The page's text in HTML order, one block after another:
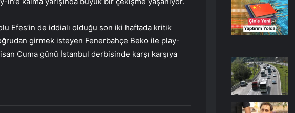
Efes’in de iddialı olduğu son iki haftada kritik
girmek isteyen Fenerbahçe Beko ile play-
Cuma günü İstanbul derbisinde karşı karşıya